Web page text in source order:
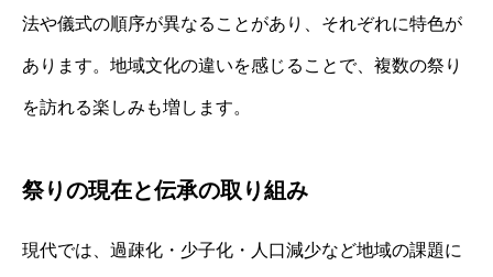
法や儀式の順序が異なることがあり、それぞれに特色が
あります。地域文化の違いを感じることで、複数の祭り
を訪れる楽しみも増します。
祭りの現在と伝承の取り組み
現代では、過疎化・少子化・人口減少など地域の課題に